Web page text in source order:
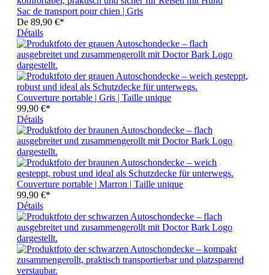
Sac de transport pour chien | Gris
De 89,90 €*
Détails
Couverture portable | Gris | Taille unique
99,90 €*
Détails
Couverture portable | Marron | Taille unique
99,90 €*
Détails